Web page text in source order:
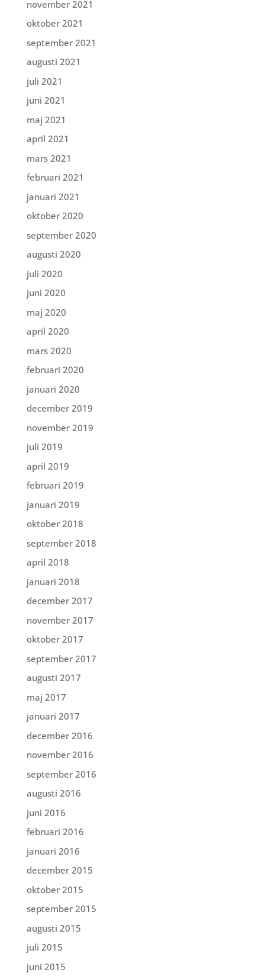
november 2021
oktober 2021
september 2021
augusti 2021
juli 2021
juni 2021
maj 2021
april 2021
mars 2021
februari 2021
januari 2021
oktober 2020
september 2020
augusti 2020
juli 2020
juni 2020
maj 2020
april 2020
mars 2020
februari 2020
januari 2020
december 2019
november 2019
juli 2019
april 2019
februari 2019
januari 2019
oktober 2018
september 2018
april 2018
januari 2018
december 2017
november 2017
oktober 2017
september 2017
augusti 2017
maj 2017
januari 2017
december 2016
november 2016
september 2016
augusti 2016
juni 2016
februari 2016
januari 2016
december 2015
oktober 2015
september 2015
augusti 2015
juli 2015
juni 2015